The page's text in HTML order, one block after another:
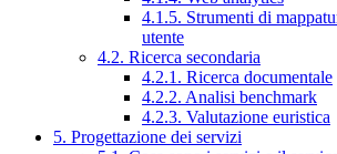
4.1.5. Strumenti di
utente
4.2. Ricerca secondaria
4.2.1. Ricerca documentale
4.2.2. Analisi benchmark
4.2.3. Valutazione euristica
5. Progettazione dei servizi